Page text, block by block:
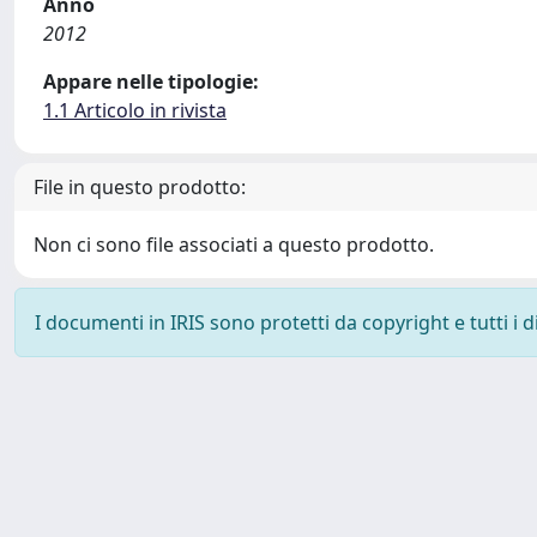
2012
Appare nelle tipologie:
1.1 Articolo in rivista
File in questo prodotto:
Non ci sono file associati a questo prodotto.
I documenti in IRIS sono protetti da copyright e tutti i